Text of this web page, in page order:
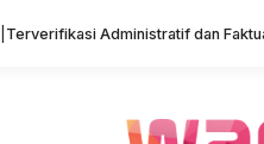
Terverifikasi Administratif dan